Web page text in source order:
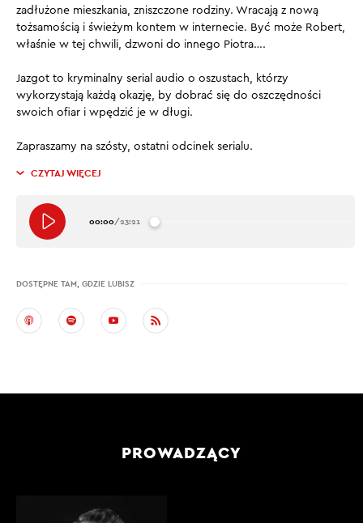
zadłużone mieszkania, zniszczone rodziny. Wracają z nową
tożsamością i świeżym kontem w internecie. Być może Robert,
właśnie w tej chwili, dzwoni do innego Piotra….
Jazgot to kryminalny serial audio o oszustach, którzy
wykorzystają każdą okazję, by dobrać się do oszczędności
swoich ofiar i wpędzić je w długi.
Zapraszamy na szósty, ostatni odcinek serialu.
CZYTAJ WIĘCEJ
00:00/23:21
DOSTĘPNE TAM, GDZIE LUBISZ
PROWADZĄCY